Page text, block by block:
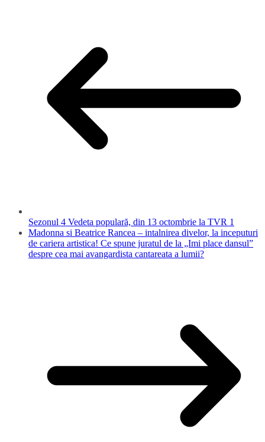
Sezonul 4 Vedeta populară, din 13 octombrie la TVR 1
Madonna si Beatrice Rancea – intalnirea divelor, la inceputuri
de cariera artistica! Ce spune juratul de la „Imi place dansul”
despre cea mai avangardista cantareata a lumii?